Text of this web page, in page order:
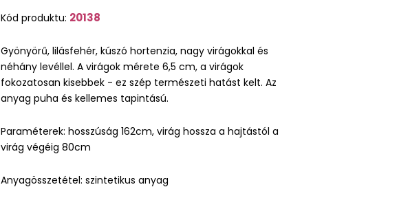
Kód produktu: 20138
Gyönyörű, lilásfehér, kúszó hortenzia, nagy virágokkal és
néhány levéllel. A virágok mérete 6,5 cm, a virágok
fokozatosan kisebbek - ez szép természeti hatást kelt. Az
anyag puha és kellemes tapintású.
Paraméterek: hosszúság 162cm, virág hossza a hajtástól a
virág végéig 80cm
Anyagösszetétel: szintetikus anyag